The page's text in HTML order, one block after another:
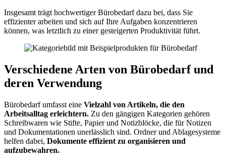
Insgesamt trägt hochwertiger Bürobedarf dazu bei, dass Sie
effizienter arbeiten und sich auf Ihre Aufgaben konzentrieren
können, was letztlich zu einer gesteigerten Produktivität führt.
Verschiedene Arten von Bürobedarf und
deren Verwendung
Bürobedarf umfasst eine Vielzahl von Artikeln, die den
Arbeitsalltag erleichtern. Zu den gängigen Kategorien gehören
Schreibwaren wie Stifte, Papier und Notizblöcke, die für Notizen
und Dokumentationen unerlässlich sind. Ordner und Ablagesysteme
helfen dabei, Dokumente effizient zu organisieren und
aufzubewahren.